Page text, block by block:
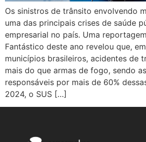
Os sinistros de trânsito envolvendo
uma das principais crises de saúde
empresarial no país. Uma
Fantástico deste ano revelou que,
municípios brasileiros, acidentes de
mais do que armas de fogo, sendo
responsáveis por mais de 60%
2024, o SUS […]